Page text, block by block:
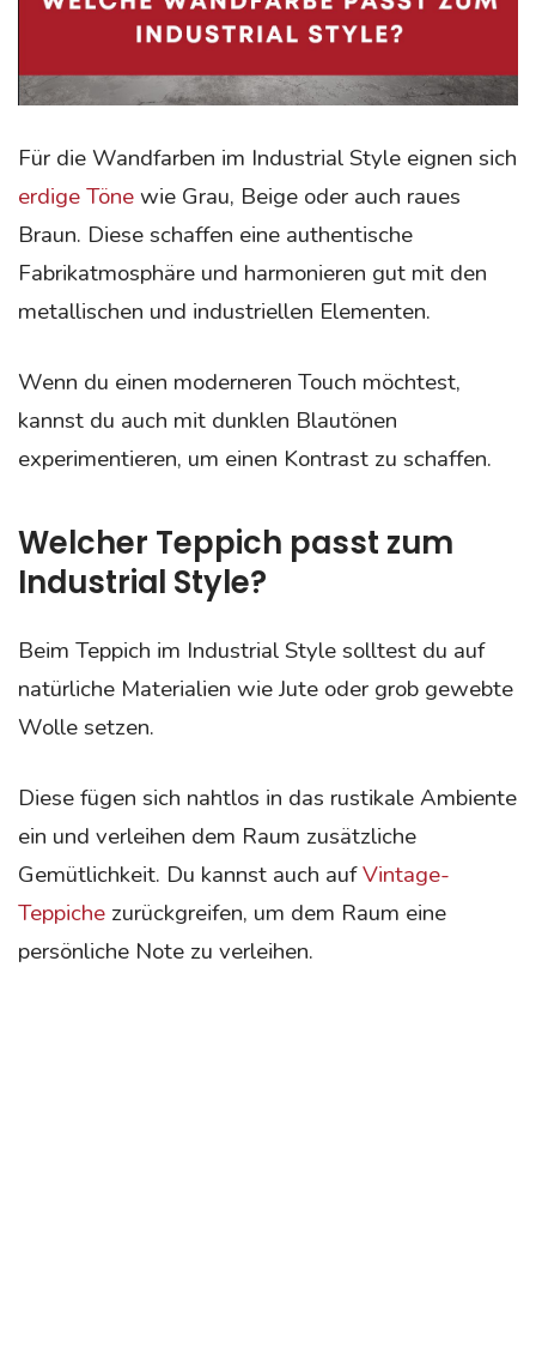
Für die Wandfarben im Industrial Style eignen sich
erdige Tönewie Grau, Beige oder auch raues
Braun. Diese schaffen eine authentische
Fabrikatmosphäre und harmonieren gut mit den
metallischen und industriellen Elementen.
Wenn du einen moderneren Touch möchtest,
kannst du auch mit dunklen Blautönen
experimentieren, um einen Kontrast zu schaffen.
Welcher Teppich passt zum
Industrial Style?
Beim Teppich im Industrial Style solltest du auf
natürliche Materialien wie Jute oder grob gewebte
Wolle setzen.
Diese fügen sich nahtlos in das rustikale Ambiente
ein und verleihen dem Raum zusätzliche
Gemütlichkeit. Du kannst auch aufVintage-
Teppiche zurückgreifen, um dem Raum eine
persönliche Note zu verleihen.